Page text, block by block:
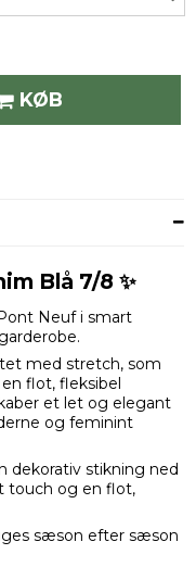
KØB
Blå 7/8 ✨
Neuf i smart
med stretch, som
flot, fleksibel
et let og elegant
og feminint
dekorativ stikning ned
touch og en flot,
sæson efter sæson